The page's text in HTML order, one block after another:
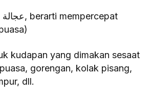
kudapan yang dimakan sesaat
gorengan, kolak pisang,
dll.